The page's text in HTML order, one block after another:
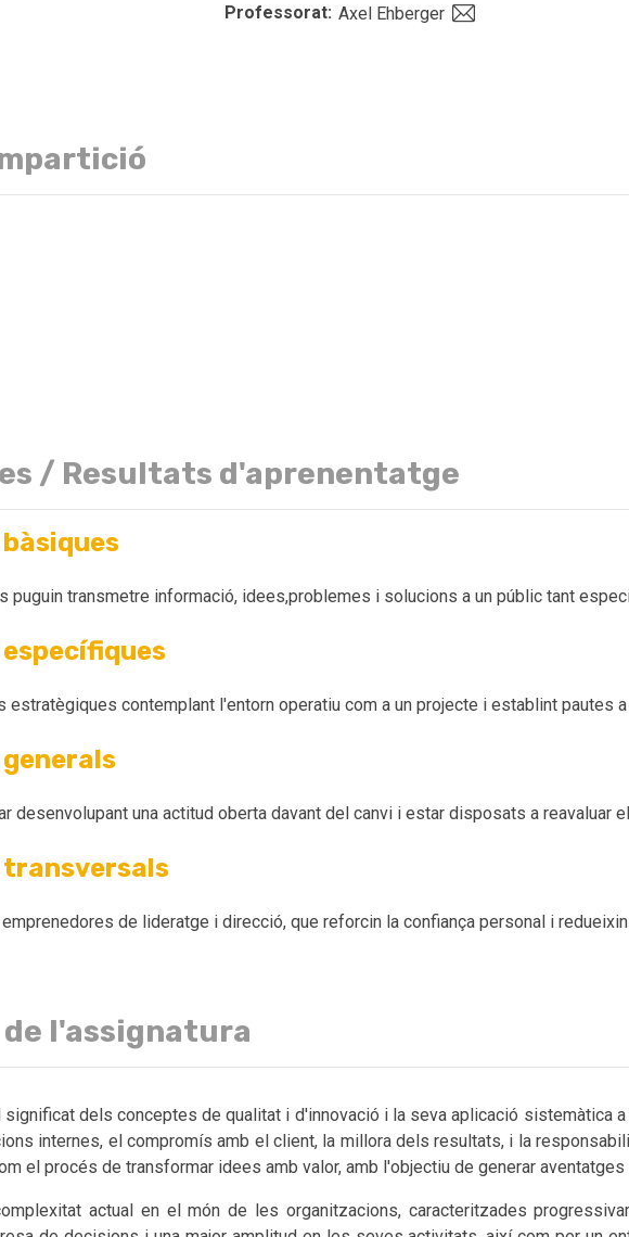
Professorat: Axel Ehberger
/ Resultats d'aprenentatge
puguin transmetre informació, idees,problemes i solucions a un públic tant
estratègiques contemplant l'entorn operatiu com a un projecte i establint pautes
desenvolupant una actitud oberta davant del canvi i estar disposats a
transversals
de lideratge i direcció, que reforcin la confiança personal i
l'assignatura
dels conceptes de qualitat i d'innovació i la seva aplicació sistemàtica
internes, el compromís amb el client, la millora dels resultats, i la
el procés de transformar idees amb valor, amb l'objectiu de generar
actual en el món de les organitzacions, caracteritzades